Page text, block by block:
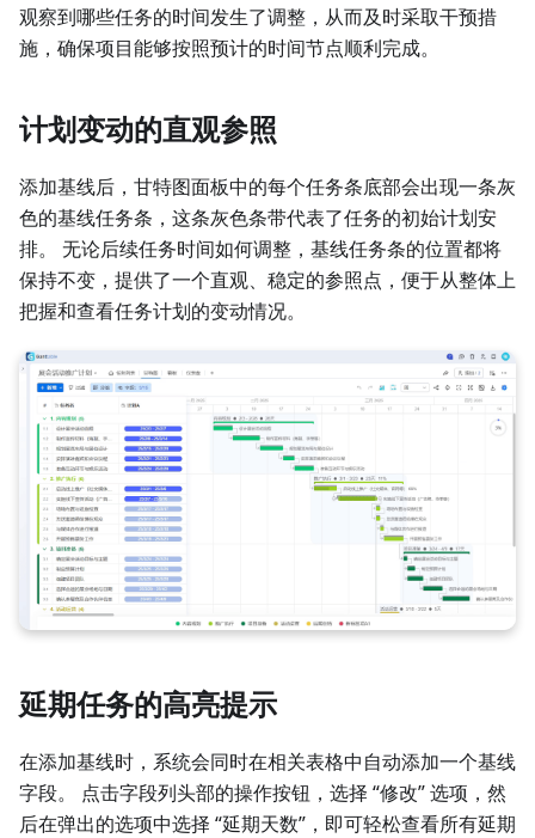
观察到哪些任务的时间发生了调整，从而及时采取干预措
施，确保项目能够按照预计的时间节点顺利完成。
计划变动的直观参照
添加基线后，甘特图面板中的每个任务条底部会出现一条灰
色的基线任务条，这条灰色条带代表了任务的初始计划安
排。 无论后续任务时间如何调整，基线任务条的位置都将
保持不变，提供了一个直观、稳定的参照点，便于从整体上
把握和查看任务计划的变动情况。
延期任务的高亮提示
在添加基线时，系统会同时在相关表格中自动添加一个基线
字段。 点击字段列头部的操作按钮，选择 “修改” 选项，然
后在弹出的选项中选择 “延期天数”，即可轻松查看所有延期